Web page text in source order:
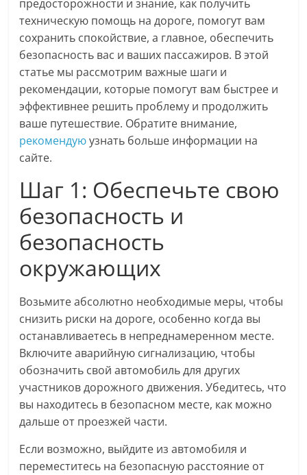
предосторожности и знание, как получить
техническую помощь на дороге, помогут вам
сохранить спокойствие, а главное, обеспечить
безопасность вас и ваших пассажиров. В этой
статье мы рассмотрим важные шаги и
рекомендации, которые помогут вам быстрее и
эффективнее решить проблему и продолжить
ваше путешествие. Обратите внимание,
рекомендуюузнать больше информации на
сайте.
Шаг 1: Обеспечьте свою
безопасность и
безопасность
окружающих
Возьмите абсолютно необходимые меры, чтобы
снизить риски на дороге, особенно когда вы
останавливаетесь в непреднамеренном месте.
Включите аварийную сигнализацию, чтобы
обозначить свой автомобиль для других
участников дорожного движения. Убедитесь, что
вы находитесь в безопасном месте, как можно
дальше от проезжей части.
Если возможно, выйдите из автомобиля и
переместитесь на безопасную расстояние от